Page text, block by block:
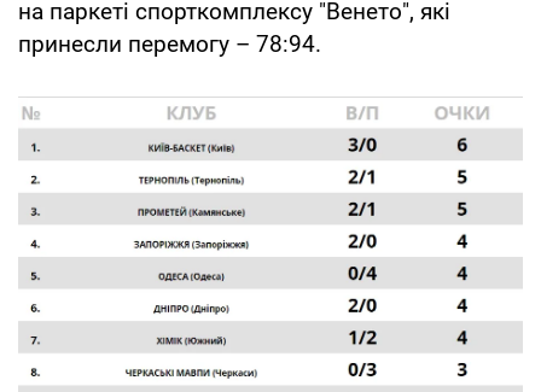
на паркеті спорткомплексу "Венето", які
принесли перемогу – 78:94.